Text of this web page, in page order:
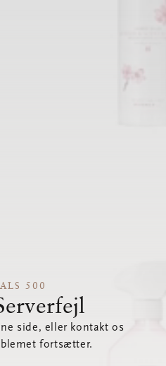
500
side, eller kontakt os
fortsætter.